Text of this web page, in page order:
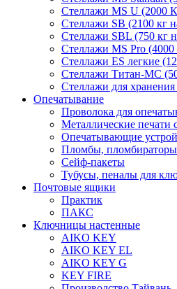
Стеллажи MS U (2000
Стеллажи SB (2100 кг
Стеллажи SBL (750 кг
Стеллажи MS Pro
Стеллажи ES легкие
Стеллажи Титан-МС
Стеллажи для
Опечатывание
Проволока для
Металлические печати
Опечатывающие
Пломбы, пломбираторы
Сейф-пакеты
Тубусы, пеналы для
Почтовые ящики
Практик
ПАКС
Ключницы настенные
AIKO KEY
AIKO KEY EL
AIKO KEY G
KEY FIRE